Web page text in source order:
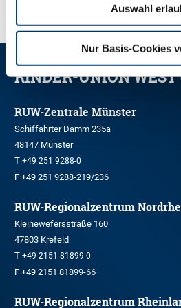
Auswahl
Nur Basis-Cookies
RINDER-UNION WEST
RUW-Zentrale Münster
Schiffahrter Damm 235a
48147 Münster
T +49 251 9288-0
F +49 251 9288-219/236
RUW-Regionalzentrum
Kleinewefersstraße 160
47803 Krefeld
T +49 2151 81899-0
F +49 2151 81899-66
RUW-Regionalzentrum